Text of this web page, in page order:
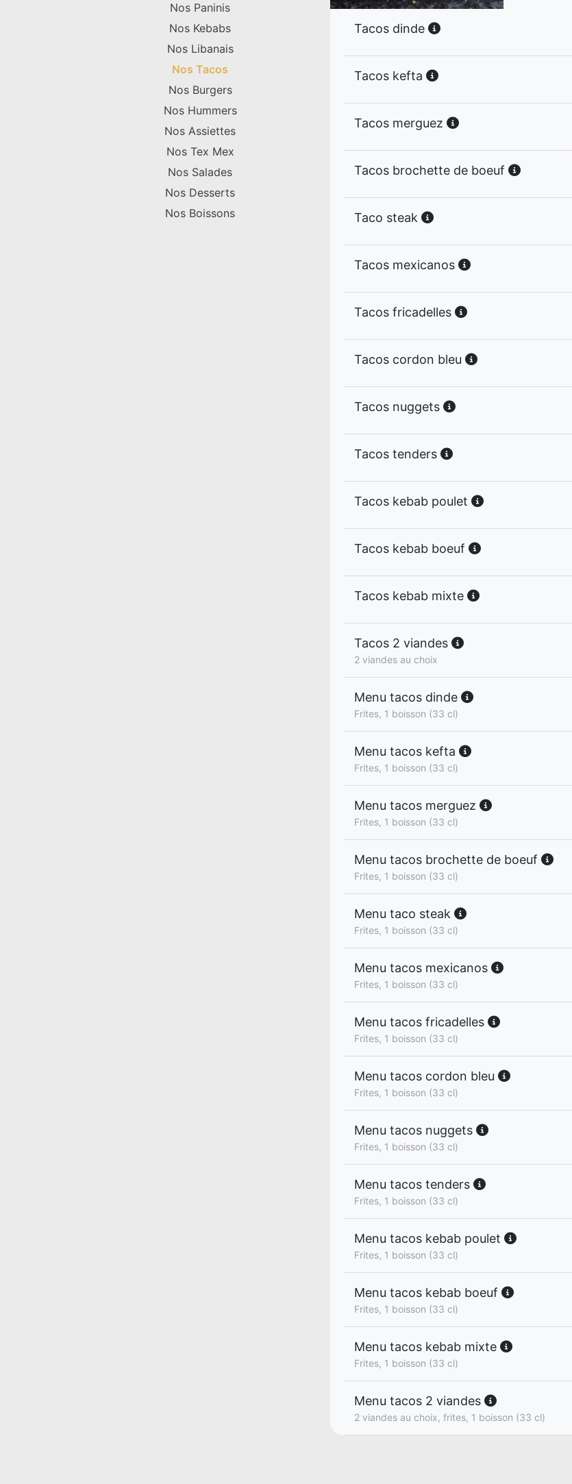
Nos Paninis
Nos Kebabs
Nos Libanais
Nos Tacos
Nos Burgers
Nos Hummers
Nos Assiettes
Nos Tex Mex
Nos Salades
Nos Desserts
Nos Boissons
Tacos dinde
Tacos kefta
Tacos merguez
Tacos brochette de boeuf
Taco steak
Tacos mexicanos
Tacos fricadelles
Tacos cordon bleu
Tacos nuggets
Tacos tenders
Tacos kebab poulet
Tacos kebab boeuf
Tacos kebab mixte
Tacos 2 viandes
2 viandes au choix
Menu tacos dinde
Frites, 1 boisson (33 cl)
Menu tacos kefta
Frites, 1 boisson (33 cl)
Menu tacos merguez
Frites, 1 boisson (33 cl)
Menu tacos brochette de boeuf
Frites, 1 boisson (33 cl)
Menu taco steak
Frites, 1 boisson (33 cl)
Menu tacos mexicanos
Frites, 1 boisson (33 cl)
Menu tacos fricadelles
Frites, 1 boisson (33 cl)
Menu tacos cordon bleu
Frites, 1 boisson (33 cl)
Menu tacos nuggets
Frites, 1 boisson (33 cl)
Menu tacos tenders
Frites, 1 boisson (33 cl)
Menu tacos kebab poulet
Frites, 1 boisson (33 cl)
Menu tacos kebab boeuf
Frites, 1 boisson (33 cl)
Menu tacos kebab mixte
Frites, 1 boisson (33 cl)
Menu tacos 2 viandes
2 viandes au choix, frites, 1 boisson (33 cl)